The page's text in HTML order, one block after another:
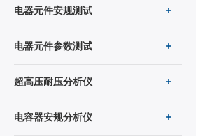
电器元件安规测试
电器元件参数测试
超高压耐压分析仪
电容器安规分析仪